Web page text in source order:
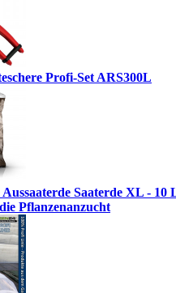
Profi-Set ARS300L
Saaterde XL - 10
Pflanzenanzucht